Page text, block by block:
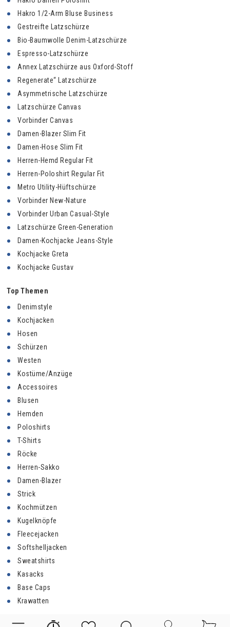
Hakro 1/2-Arm Bluse Business
Gestreifte Latzschürze
Bio-Baumwolle Denim-Latzschürze
Espresso-Latzschürze
Annex Latzschürze aus Oxford-Stoff
Regenerate“ Latzschürze
Asymmetrische Latzschürze
Latzschürze Canvas
Vorbinder Canvas
Damen-Blazer Slim Fit
Damen-Hose Slim Fit
Herren-Hemd Regular Fit
Herren-Poloshirt Regular Fit
Metro Utility-Hüftschürze
Vorbinder New-Nature
Vorbinder Urban Casual-Style
Latzschürze Green-Generation
Damen-Kochjacke Jeans-Style
Kochjacke Greta
Kochjacke Gustav
Top Themen
Denimstyle
Kochjacken
Hosen
Schürzen
Westen
Kostüme/Anzüge
Accessoires
Blusen
Hemden
Poloshirts
T-Shirts
Röcke
Herren-Sakko
Damen-Blazer
Strick
Kochmützen
Kugelknöpfe
Fleecejacken
Softshelljacken
Sweatshirts
Kasacks
Base Caps
Krawatten